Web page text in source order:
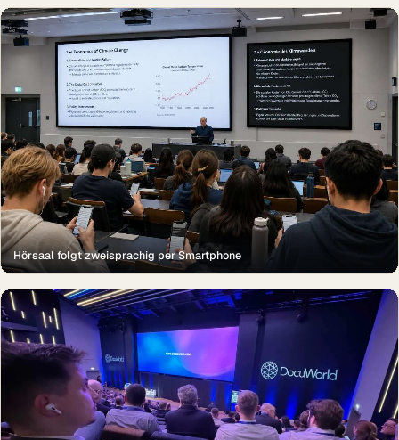
Hörsaal folgt zweisprachig per Smartphone